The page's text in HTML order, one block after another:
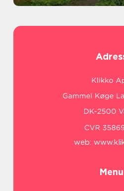
web:
Menu